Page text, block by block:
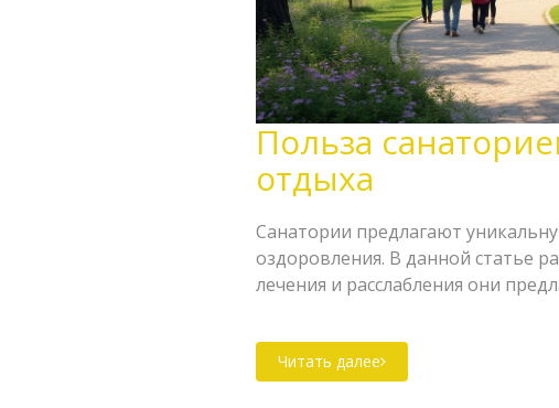
Польза
отдыха
Санатории предлагают
оздоровления. В данной статье
лечения и расслабления они
полезные советы.
Читать далее